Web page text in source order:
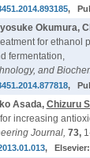
,
Okumura,
for ethanol
fermentation,
and
,
Asada, Chizuru
increasing
Journal, 73,
, Elsevier: